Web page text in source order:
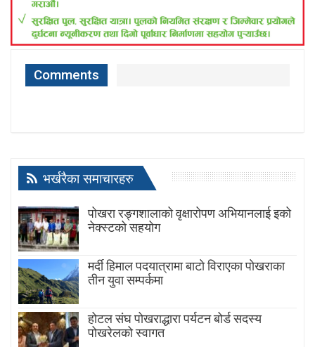
Comments
भर्खरैका समाचारहरु
पोखरा रङ्गशालाको वृक्षारोपण अभियानलाई इको
नेक्स्टको सहयोग
मर्दी हिमाल पदयात्रामा बाटाे विराएका पाेखराका
तीन युवा सम्पर्कमा
होटल संघ पोखराद्धारा पर्यटन बोर्ड सदस्य
पोखरेलको स्वागत